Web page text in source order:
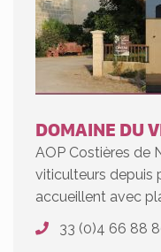
DOMAINE DU
AOP Costières de
viticulteurs depuis
accueillent avec
33 (0)4 66 88